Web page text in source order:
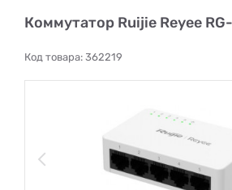
Коммутатор Ruijie Reyee
Код товара: 362219